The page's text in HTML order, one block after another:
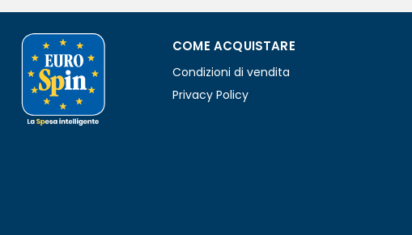
COME ACQUISTARE
Condizioni di vendita
Privacy Policy